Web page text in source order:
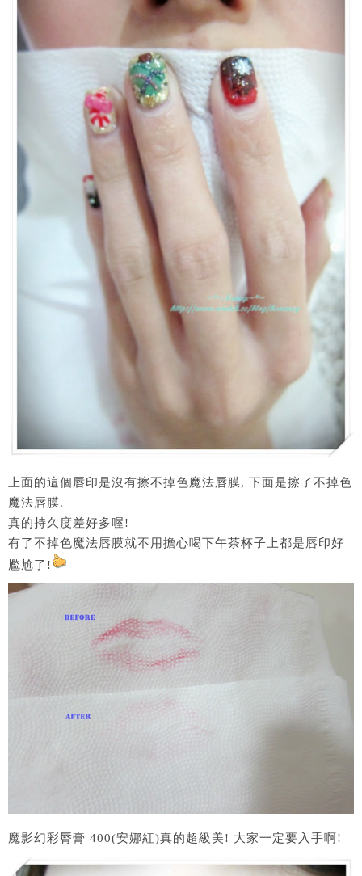
上面的這個唇印是沒有擦不掉色魔法唇膜, 下面是擦了不掉色
魔法唇膜.
真的持久度差好多喔!
有了不掉色魔法唇膜就不用擔心喝下午茶杯子上都是唇印好
尷尬了!
魔影幻彩脣膏 400(安娜紅)真的超級美! 大家一定要入手啊!